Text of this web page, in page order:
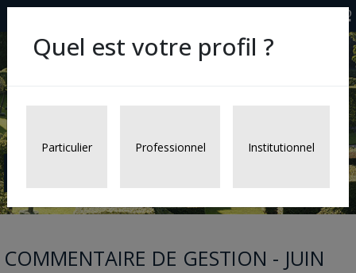
COMMENTAIRE DE GESTION - JUIN
Quel est votre profil ?
Particulier Professionnel Institutionnel